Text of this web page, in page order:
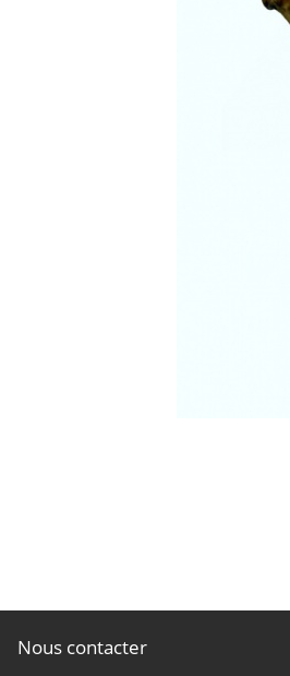
Nous contacter